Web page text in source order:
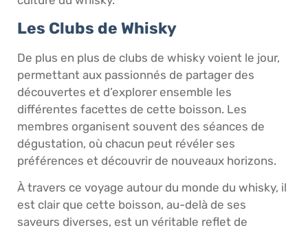
Les Clubs de Whisky
De plus en plus de clubs de whisky voient le jour,
permettant aux passionnés de partager des
découvertes et d’explorer ensemble les
différentes facettes de cette boisson. Les
membres organisent souvent des séances de
dégustation, où chacun peut révéler ses
préférences et découvrir de nouveaux horizons.
À travers ce voyage autour du monde du whisky, il
est clair que cette boisson, au-delà de ses
saveurs diverses, est un véritable reflet de